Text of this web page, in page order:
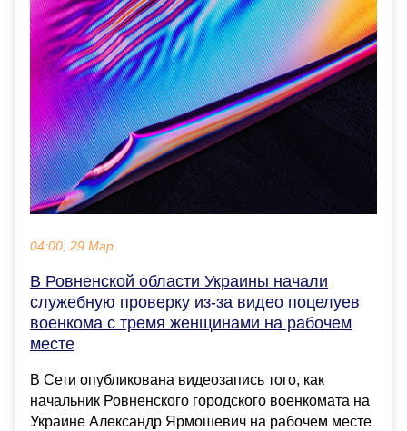
04:00, 29 Мар
В Ровненской области Украины начали
служебную проверку из-за видео поцелуев
военкома с тремя женщинами на рабочем
месте
В Сети опубликована видеозапись того, как
начальник Ровненского городского военкомата на
Украине Александр Ярмошевич на рабочем месте